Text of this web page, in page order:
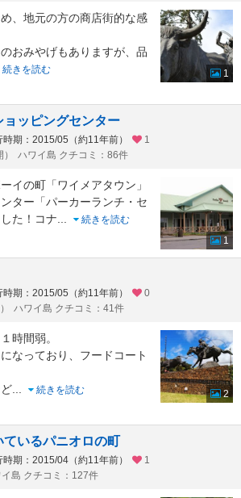
、地元の方の商店街的な感
おみやげもありますが、品
続きを読む
1
ョッピングセンター
時期：2015/05（約11年前）
1
ハワイ島 クチコミ：86件
イの町「ワイメアタウン」
ター「パーカーランチ・セ
た！コナ
続きを読む
1
時期：2015/05（約11年前）
0
ハワイ島 クチコミ：41件
時間弱。
なっており、フードコート
続きを読む
2
いるパニオロの町
時期：2015/04（約11年前）
1
島 クチコミ：127件